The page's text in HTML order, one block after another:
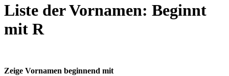
Liste der Vornamen: Beginnt
mit R
Zeige Vornamen beginnend mit